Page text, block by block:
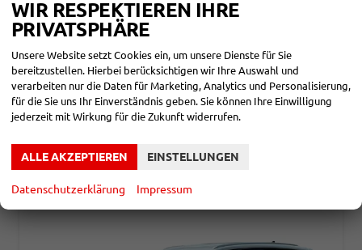
SKODA KODIAQ
SELECTION 2,0 TDI DSG 110KW NAVI
unverbindliche Lieferzeit:6 Monate
Fahrzeugnr. 857660
Automatik
Kraftstoff
Diesel Leistung 110 kW (150 PS)
38.780,– €
incl. 19% MwSt.
CO2 -Klasse:E
2
WIR RESPEKTIEREN IHRE
PRIVATSPHÄRE
Unsere Website setzt Cookies ein, um unsere Dienste für Sie
bereitzustellen. Hierbei berücksichtigen wir Ihre Auswahl und
verarbeiten nur die Daten für Marketing, Analytics und Personalisierung,
für die Sie uns Ihr Einverständnis geben. Sie können Ihre Einwilligung
jederzeit mit Wirkung für die Zukunft widerrufen.
ALLE AKZEPTIEREN EINSTELLUNGEN
Datenschutzerklärung Impressum